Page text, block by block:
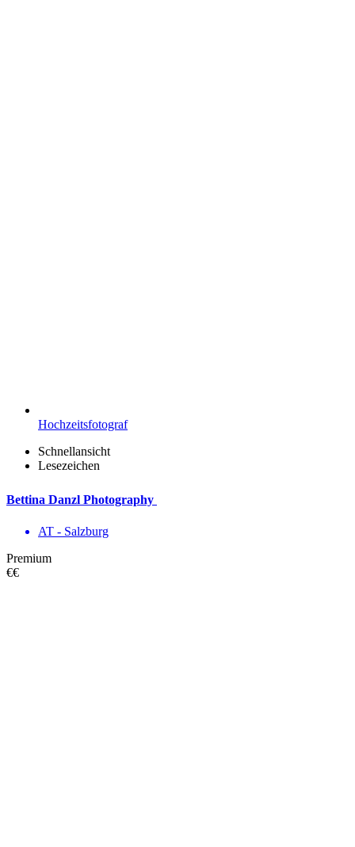
Hochzeitsfotograf
Schnellansicht
Lesezeichen
Bettina Danzl Photography
AT - Salzburg
Premium
€€